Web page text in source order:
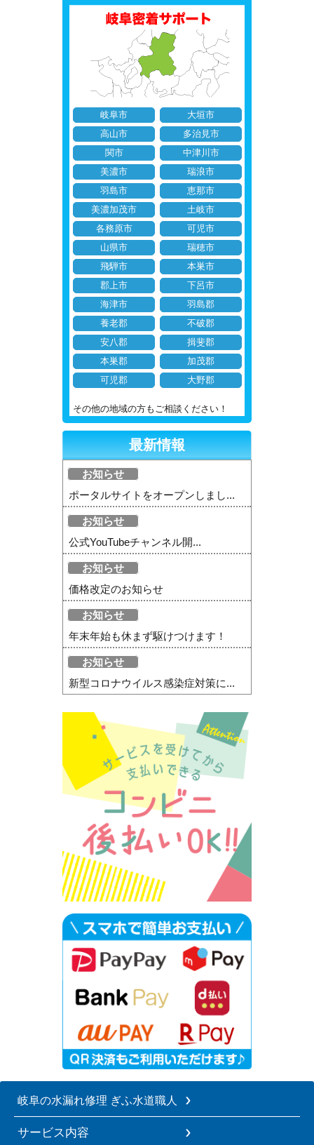
岐阜市
大垣市
高山市
多治見市
関市
中津川市
美濃市
瑞浪市
羽島市
恵那市
美濃加茂市
土岐市
各務原市
可児市
山県市
瑞穂市
飛騨市
本巣市
郡上市
下呂市
海津市
羽島郡
養老郡
不破郡
安八郡
揖斐郡
本巣郡
加茂郡
可児郡
大野郡
その他の地域の方もご相談ください！
最新情報
お知らせ
ポータルサイトをオープンしまし...
お知らせ
公式YouTubeチャンネル開...
お知らせ
価格改定のお知らせ
お知らせ
年末年始も休まず駆けつけます！
お知らせ
新型コロナウイルス感染症対策に...
岐阜の水漏れ修理 ぎふ水道職人
サービス内容